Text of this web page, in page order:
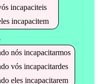
incapaciteis
incapacitem
nósincapacitarmos
vósincapacitardes
elesincapacitarem